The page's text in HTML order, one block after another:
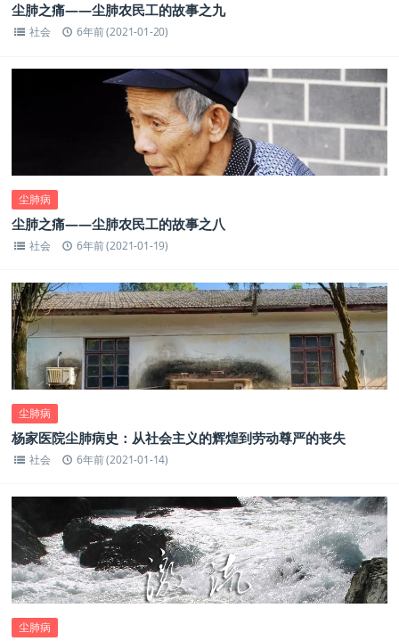
尘肺之痛——尘肺农民工的故事之九
社会 6年前 (2021-01-20)
尘肺病
尘肺之痛——尘肺农民工的故事之八
社会 6年前 (2021-01-19)
尘肺病
杨家医院尘肺病史：从社会主义的辉煌到劳动尊严的丧失
社会 6年前 (2021-01-14)
尘肺病